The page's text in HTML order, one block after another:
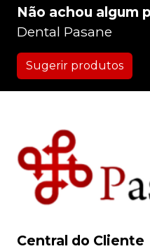
Não achou algum
Dental Pasane
Sugerir produtos
Central do Cliente